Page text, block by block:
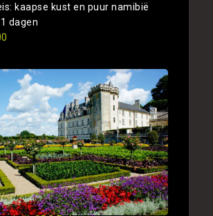
kaapse kust en puur namibië
dagen